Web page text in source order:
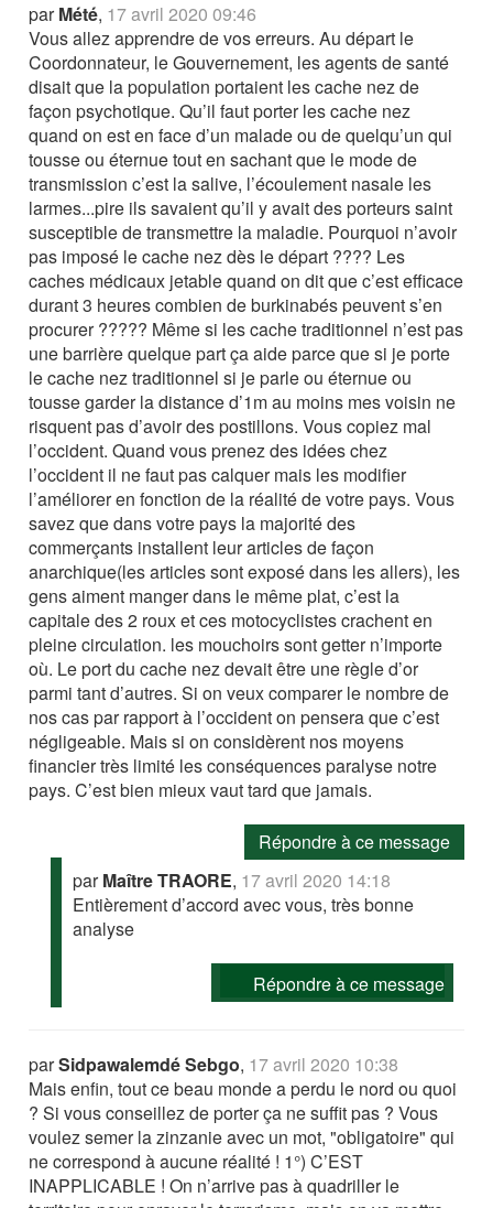
parMété, 17 avril 2020 09:46
Vous allez apprendre de vos erreurs. Au départ le
Coordonnateur, le Gouvernement, les agents de santé
disait que la population portaient les cache nez de
façon psychotique. Qu’il faut porter les cache nez
quand on est en face d’un malade ou de quelqu’un qui
tousse ou éternue tout en sachant que le mode de
transmission c’est la salive, l’écoulement nasale les
larmes...pire ils savaient qu’il y avait des porteurs saint
susceptible de transmettre la maladie. Pourquoi n’avoir
pas imposé le cache nez dès le départ ???? Les
caches médicaux jetable quand on dit que c’est efficace
durant 3 heures combien de burkinabés peuvent s’en
procurer ????? Même si les cache traditionnel n’est pas
une barrière quelque part ça aide parce que si je porte
le cache nez traditionnel si je parle ou éternue ou
tousse garder la distance d’1m au moins mes voisin ne
risquent pas d’avoir des postillons. Vous copiez mal
l’occident. Quand vous prenez des idées chez
l’occident il ne faut pas calquer mais les modifier
l’améliorer en fonction de la réalité de votre pays. Vous
savez que dans votre pays la majorité des
commerçants installent leur articles de façon
anarchique(les articles sont exposé dans les allers), les
gens aiment manger dans le même plat, c’est la
capitale des 2 roux et ces motocyclistes crachent en
pleine circulation. les mouchoirs sont getter n’importe
où. Le port du cache nez devait être une règle d’or
parmi tant d’autres. Si on veux comparer le nombre de
nos cas par rapport à l’occident on pensera que c’est
négligeable. Mais si on considèrent nos moyens
financier très limité les conséquences paralyse notre
pays. C’est bien mieux vaut tard que jamais.
Répondre à ce message
parMaître TRAORE, 17 avril 2020 14:18
Entièrement d’accord avec vous, très bonne
analyse
Répondre à ce message
parSidpawalemdé Sebgo, 17 avril 2020 10:38
Mais enfin, tout ce beau monde a perdu le nord ou quoi
? Si vous conseillez de porter ça ne suffit pas ? Vous
voulez semer la zinzanie avec un mot, "obligatoire" qui
ne correspond à aucune réalité ! 1°) C’EST
INAPPLICABLE ! On n’arrive pas à quadriller le